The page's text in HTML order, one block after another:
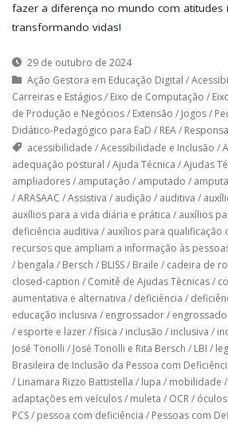
fazer a diferença no mundo com atitudes
transformando vidas!
29 de outubro de 2024
Ação Gestora em Educação Digital /
Carreiras e Estágios/ Eixo de Computação /
de Produção e Negócios/ Extensão / Jogos/
Didático-Pedagógico para EaD / REA/
acessibilidade /Acessibilidade e Inclusão /
adequação postural /Ajuda Técnica /Ajudas
ampliadores/ amputação / amputado /
/ARASAAC /Assistiva / audição / auditiva /
auxílios para a vida diária e prática / auxílios
deficiência auditiva / auxílios para qualificação
recursos que ampliam a informação às
/ bengala / Bersch / BLISS/ Braile / cadeira de
closed-caption / Comitê de Ajudas Técnicas/
aumentativa e alternativa / deficiência /
educação inclusiva / engrossador/
/ esporte e lazer/física / inclusão / inclusiva /
José Tonolli / José Tonolli e Rita Bersch / LBI /
Brasileira de Inclusão da Pessoa com
/ Linamara Rizzo Battistella / lupa / mobilidade /
adaptações em veículos/ muleta / OCR/ óculos
PCS/ pessoa com deficiência / Pessoas com